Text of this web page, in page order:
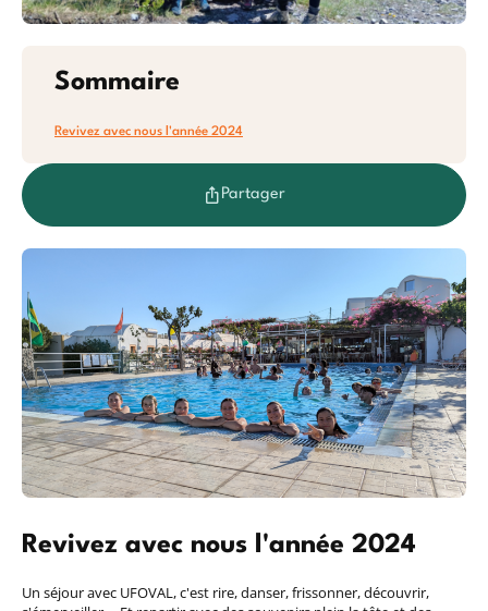
Baroudeurs
Sommaire
Revivez avec nous l'année 2024
Partager
Revivez avec nous l'année 2024
Un séjour avec UFOVAL, c'est rire, danser, frissonner, découvrir,